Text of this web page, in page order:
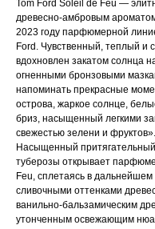
Tom Ford Soleil de Feu —
древесно-амбровым
2023 году парфюмерной
Ford. Чувственный, теплый и
вдохновлен закатом солнца
огненными бронзовыми
напоминать прекрасные
острова, жаркое солнце,
бриз, насыщенный легкими
свежестью зелени и фруктов».
Насыщенный
туберозы открывает
Feu, сплетаясь в
сливочными оттенками
ванильно-бальзамическим
утонченным освежающим